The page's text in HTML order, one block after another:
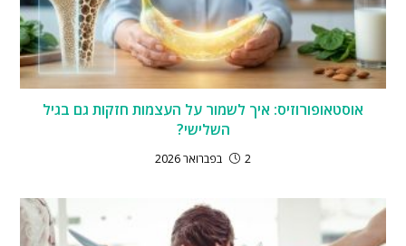
אוסטאופורוזיס: איך לשמור על העצמות חזקות גם בגיל
השלישי?
2 בפברואר 2026